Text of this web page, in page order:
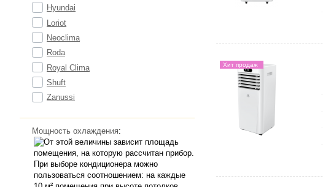
Hyundai
Loriot
Neoclima
Roda
Royal Clima
Shuft
Zanussi
Мощность охлаждения:
Хит продаж